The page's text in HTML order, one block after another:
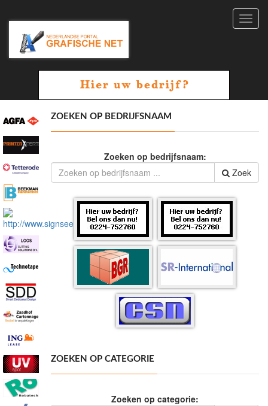
ZOEKEN OP BEDRIJFSNAAM
Zoeken op bedrijfsnaam:
Zoek
ZOEKEN OP CATEGORIE
Zoeken op categorie: